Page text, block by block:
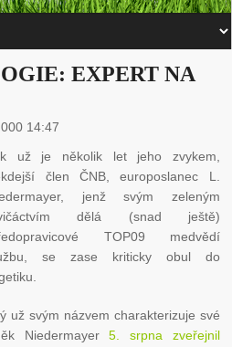
EXPERT NA
14:47
už je několik let jeho zvykem,
člen ČNB, europoslanec L.
jenž svým zeleným
dělá (snad ještě)
TOP09 medvědí
se zase kriticky obul do
už svým názvem charakterizuje své
Niedermayer5. srpna zveřejnil